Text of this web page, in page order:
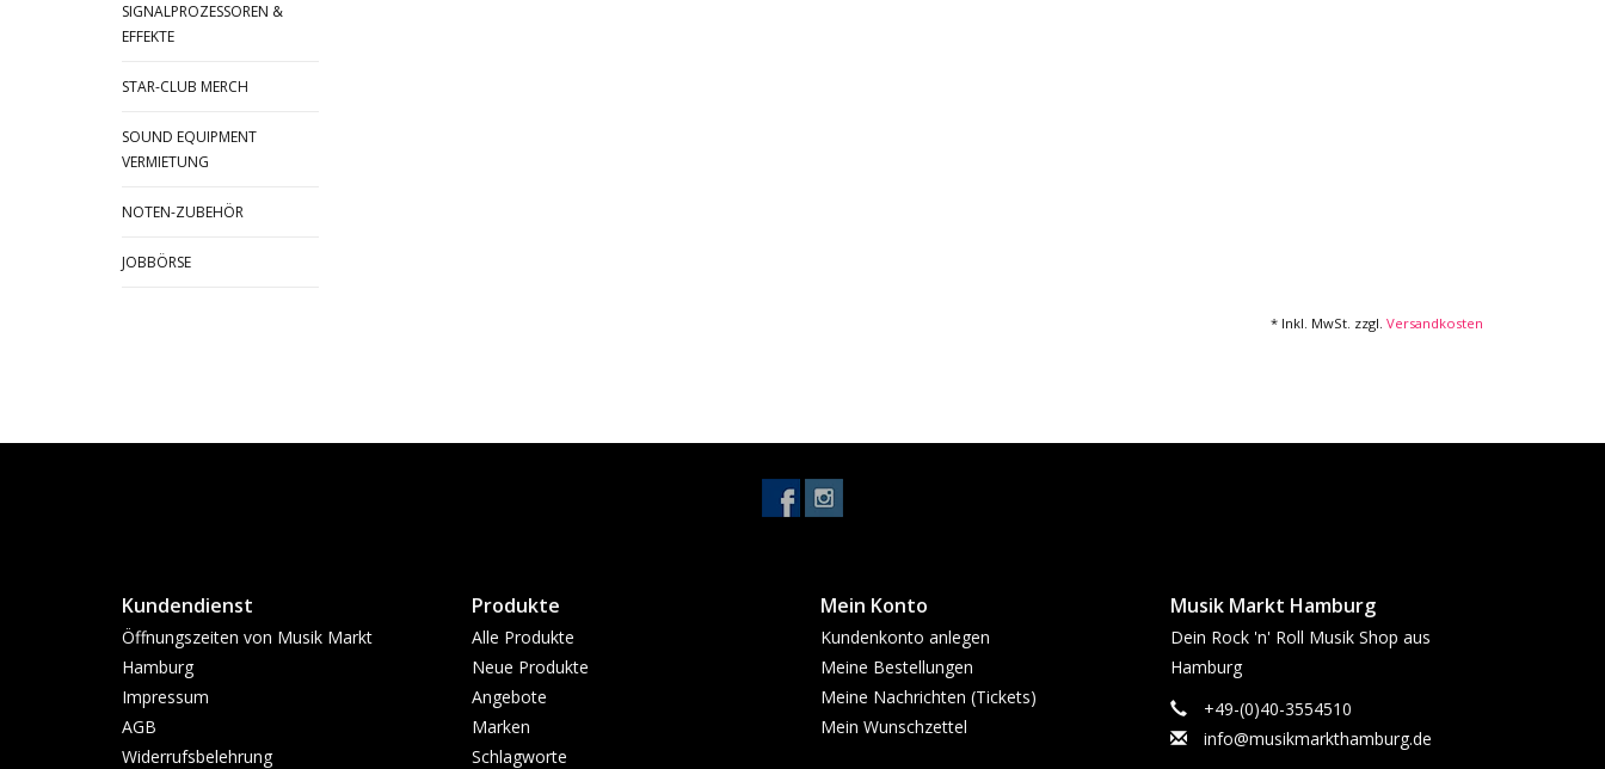
SIGNALPROZESSOREN &
EFFEKTE
STAR-CLUB MERCH
SOUND EQUIPMENT
VERMIETUNG
NOTEN-ZUBEHÖR
JOBBÖRSE
* Inkl. MwSt. zzgl. Versandkosten
Kundendienst
Öffnungszeiten von Musik Markt
Hamburg
Impressum
AGB
Widerrufsbelehrung
Produkte
Alle Produkte
Neue Produkte
Angebote
Marken
Schlagworte
Mein Konto
Kundenkonto anlegen
Meine Bestellungen
Meine Nachrichten (Tickets)
Mein Wunschzettel
Musik Markt Hamburg
Dein Rock 'n' Roll Musik Shop aus
Hamburg
+49-(0)40-3554510
info@musikmarkthamburg.de